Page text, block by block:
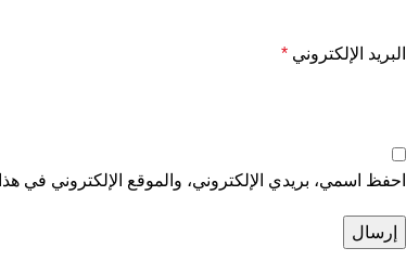
البريد الإلكتروني *
احفظ اسمي، بريدي الإلكتروني، والموقع الإلكتروني في